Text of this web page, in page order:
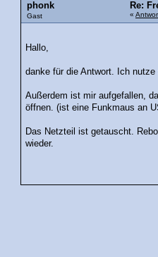
phonk
Gast
Re:
«
Hallo,
danke für die Antwort. Ich
Außerdem ist mir aufgefallen,
öffnen. (ist eine Funkmaus an
Das Netzteil ist getauscht.
wieder.